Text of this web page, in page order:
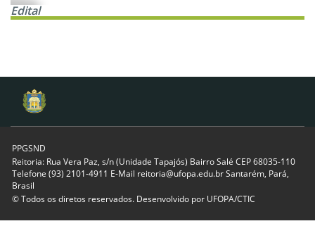
Edital
PPGSND
Reitoria: Rua Vera Paz, s/n (Unidade Tapajós) Bairro Salé CEP 68035-110
Telefone (93) 2101-4911 E-Mail reitoria@ufopa.edu.br Santarém, Pará,
Brasil
© Todos os diretos reservados. Desenvolvido por UFOPA/CTIC